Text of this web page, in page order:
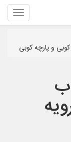
و پارچه کوبی